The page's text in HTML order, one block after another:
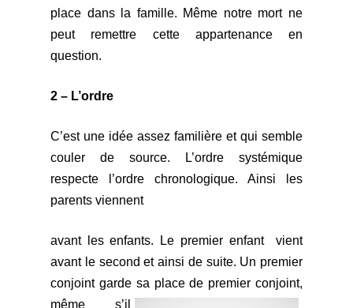
place dans la famille. Même notre mort ne
peut remettre cette appartenance en
question.
2 – L’ordre
C’est une idée assez familière et qui semble
couler de source. L’ordre systémique
respecte l’ordre chronologique. Ainsi les
parents viennent
avant les enfants. Le premier enfant vient
avant le second et ainsi de suite. Un premier
conjoint garde sa place de premier conjoint,
même s’il